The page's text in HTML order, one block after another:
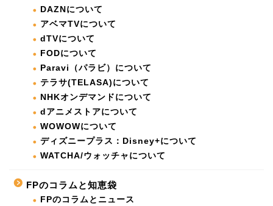
DAZNについて
アベマTVについて
dTVについて
FODについて
Paravi（パラビ）について
テラサ(TELASA)について
NHKオンデマンドについて
dアニメストアについて
WOWOWについて
ディズニープラス：Disney+について
WATCHA/ウォッチャについて
FPのコラムと知恵袋
FPのコラムとニュース